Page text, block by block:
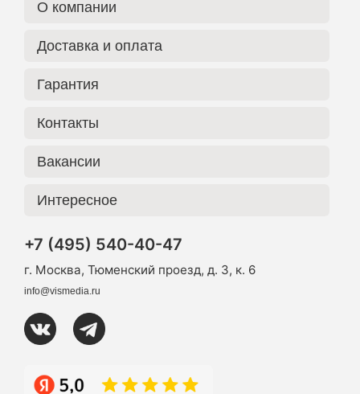
О компании
Доставка и оплата
Гарантия
Контакты
Вакансии
Интересное
+7 (495) 540-40-47
г. Москва, Тюменский проезд, д. 3, к. 6
info@vismedia.ru